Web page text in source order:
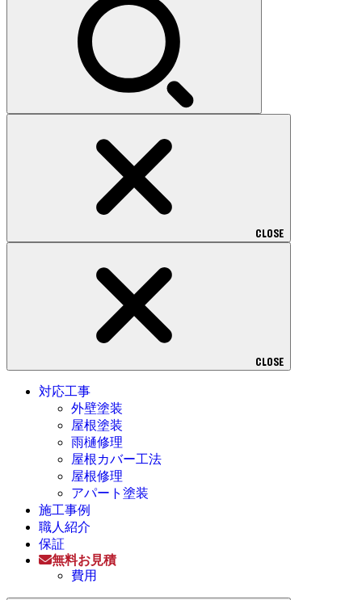
CLOSE
CLOSE
対応工事
外壁塗装
屋根塗装
雨樋修理
屋根カバー工法
屋根修理
アパート塗装
施工事例
職人紹介
保証
無料お見積
費用